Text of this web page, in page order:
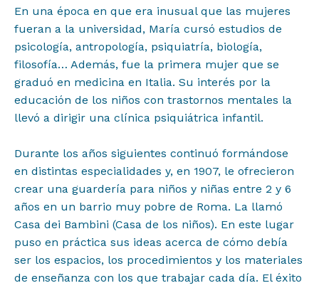
En una época en que era inusual que las mujeres
fueran a la universidad, María cursó estudios de
psicología, antropología, psiquiatría, biología,
filosofía… Además, fue la primera mujer que se
graduó en medicina en Italia.⁣⁣ Su interés por la
educación de los niños con trastornos mentales la
llevó a dirigir una clínica psiquiátrica infantil.⁣⁣
Durante los años siguientes continuó formándose
en distintas especialidades y, en 1907, le ofrecieron
crear una guardería para niños y niñas entre 2 y 6
años en un barrio muy pobre de Roma. La llamó
Casa dei Bambini (Casa de los niños). En este lugar
puso en práctica sus ideas acerca de cómo debía
ser los espacios, los procedimientos y los materiales
de enseñanza con los que trabajar cada día. El éxito
Proyectos
Institucional
Muestras y Contenidos
Noticias
Difusión